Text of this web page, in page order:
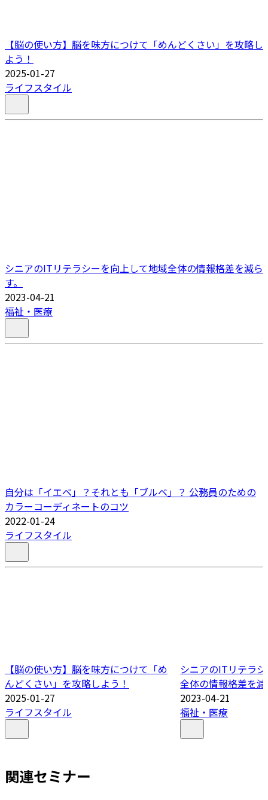
【脳の使い方】脳を味方につけて「めんどくさい」を攻略し
よう！
2025-01-27
ライフスタイル
シニアのITリテラシーを向上して地域全体の情報格差を減ら
す。
2023-04-21
福祉・医療
自分は「イエベ」？それとも「ブルベ」？ 公務員のための
カラーコーディネートのコツ
2022-01-24
ライフスタイル
【脳の使い方】脳を味方につけて「め
んどくさい」を攻略しよう！
2025-01-27
ライフスタイル
シニアのITリテラ
全体の情報格差を
2023-04-21
福祉・医療
関連セミナー